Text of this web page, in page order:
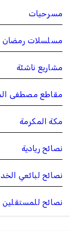
مسرحيات
مسلسلات رمضان 2023
مشاريع ناشئة
مقاطع مصطفى
مكة المكرمة
نصائح ريادية
نصائح لبائعي
نصائح للمستقلين